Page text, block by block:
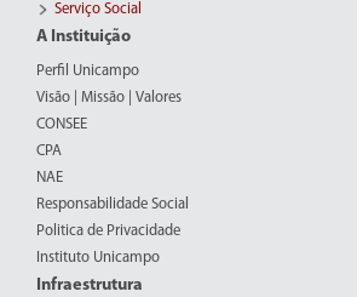
Serviço Social
A Instituição
Perfil Unicampo
Visão | Missão | Valores
CONSEE
CPA
NAE
Responsabilidade Social
Politica de Privacidade
Instituto Unicampo
Infraestrutura